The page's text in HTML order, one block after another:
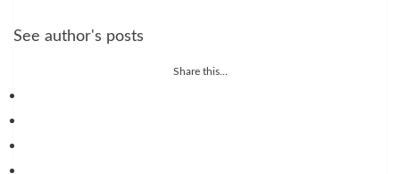
See author's posts
Share this...